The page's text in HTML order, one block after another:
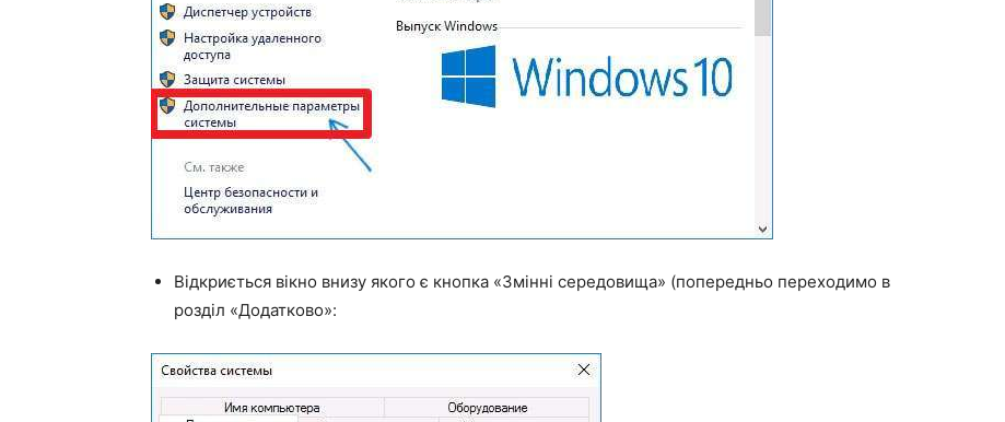
Відкриється вікно внизу якого є кнопка «Змінні середовища» (попередньо переходимо в
розділ «Додатково»: